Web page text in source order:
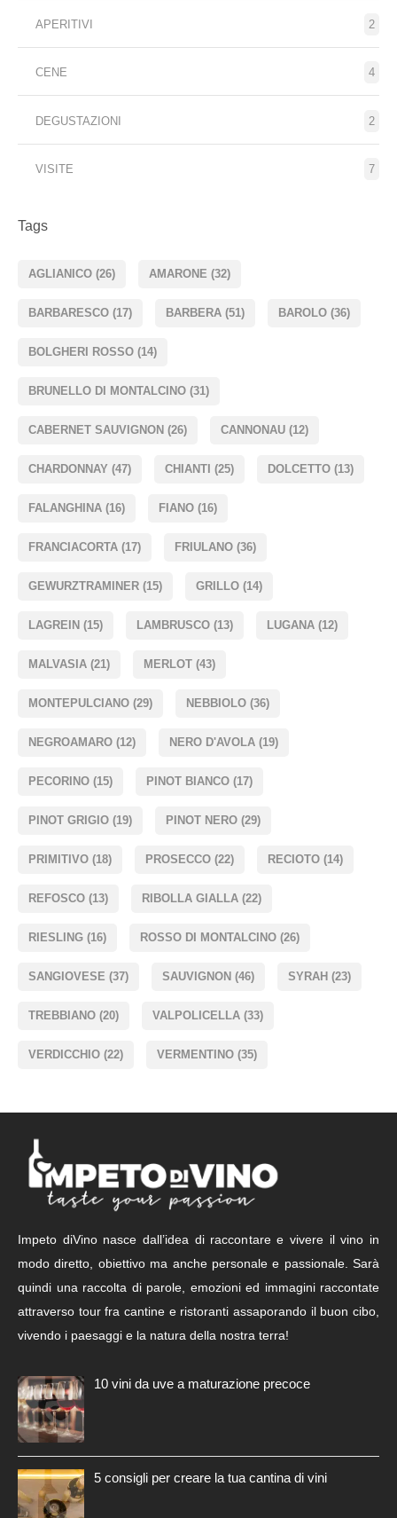
APERITIVI 2
CENE 4
DEGUSTAZIONI 2
VISITE 7
Tags
AGLIANICO (26) AMARONE (32)
BARBARESCO (17) BARBERA (51) BAROLO (36)
BOLGHERI ROSSO (14)
BRUNELLO DI MONTALCINO (31)
CABERNET SAUVIGNON (26) CANNONAU (12)
CHARDONNAY (47) CHIANTI (25) DOLCETTO (13)
FALANGHINA (16) FIANO (16)
FRANCIACORTA (17) FRIULANO (36)
GEWURZTRAMINER (15) GRILLO (14)
LAGREIN (15) LAMBRUSCO (13) LUGANA (12)
MALVASIA (21) MERLOT (43)
MONTEPULCIANO (29) NEBBIOLO (36)
NEGROAMARO (12) NERO D'AVOLA (19)
PECORINO (15) PINOT BIANCO (17)
PINOT GRIGIO (19) PINOT NERO (29)
PRIMITIVO (18) PROSECCO (22) RECIOTO (14)
REFOSCO (13) RIBOLLA GIALLA (22)
RIESLING (16) ROSSO DI MONTALCINO (26)
SANGIOVESE (37) SAUVIGNON (46) SYRAH (23)
TREBBIANO (20) VALPOLICELLA (33)
VERDICCHIO (22) VERMENTINO (35)
Impeto diVino nasce dall’idea di raccontare e vivere il vino in
modo diretto, obiettivo ma anche personale e passionale. Sarà
quindi una raccolta di parole, emozioni ed immagini raccontate
attraverso tour fra cantine e ristoranti assaporando il buon cibo,
vivendo i paesaggi e la natura della nostra terra!
10 vini da uve a maturazione precoce
5 consigli per creare la tua cantina di vini